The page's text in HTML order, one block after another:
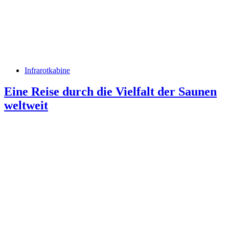
Infrarotkabine
Eine Reise durch die Vielfalt der Saunen
weltweit